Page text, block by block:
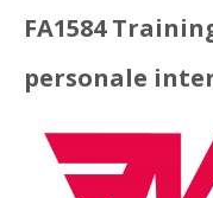
FA1584
personale